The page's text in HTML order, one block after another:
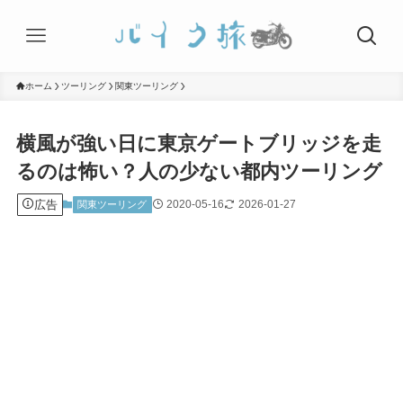
ホーム ツーリング 関東ツーリング
横風が強い日に東京ゲートブリッジを走
るのは怖い？人の少ない都内ツーリング
広告 関東ツーリング 2020-05-16 2026-01-27